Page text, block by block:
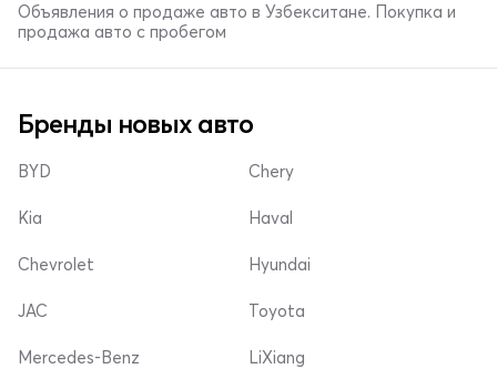
Объявления о продаже авто в Узбекситане. Покупка и
продажа авто с пробегом
Бренды новых авто
BYD
Kia
Chevrolet
Chery
Haval
Hyundai
JAC
Mercedes-Benz
Toyota
LiXiang